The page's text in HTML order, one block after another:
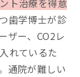
ト治療を得意
歯学博士が診
ザー、CO2レ
れているた
通院が難しい